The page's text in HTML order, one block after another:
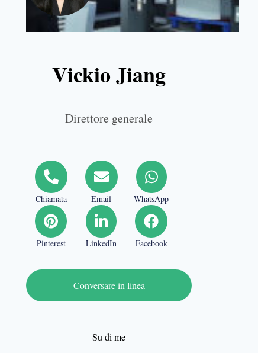
Vickio Jiang
Direttore generale
Chiamata Email WhatsApp
Pinterest LinkedIn Facebook
Conversare in linea
Su di me